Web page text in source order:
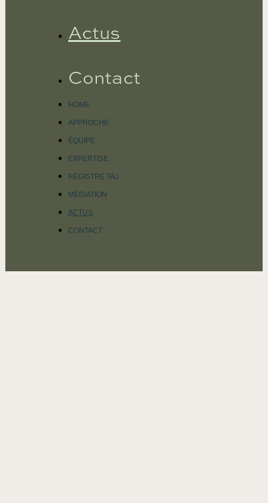
Actus
Contact
HOME
APPROCHE
ÉQUIPE
EXPERTISE
REGISTRE TAJ
MÉDIATION
ACTUS
CONTACT